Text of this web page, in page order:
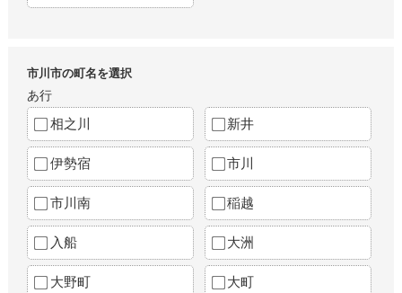
市川市の町名を選択
あ行
相之川 新井
伊勢宿 市川
市川南 稲越
入船 大洲
大野町 大町